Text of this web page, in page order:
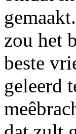
zou het
beste
geleerd